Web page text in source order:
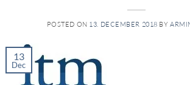
POSTED ON 13. DECEMBER 2018 BY
13
Dec